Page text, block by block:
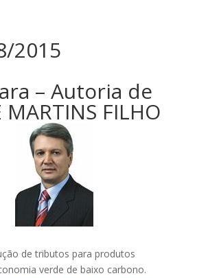
2015
– Autoria de
MARTINS FILHO
de tributos para produtos
verde de baixo carbono.